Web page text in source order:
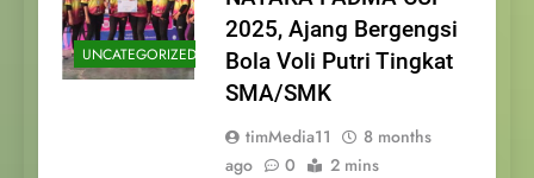
UNCATEGORIZED
2025, Ajang Bergengsi
Bola Voli Putri Tingkat
SMA/SMK
timMedia11
8 months
ago
0 2 mins